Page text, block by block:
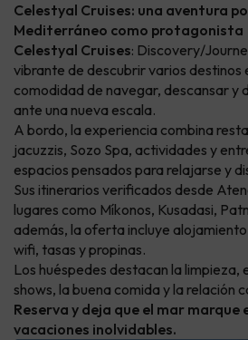
Celestyal Cruises: una aventura
Mediterráneo como protagonista
Celestyal Cruises: Discovery/
vibrante de descubrir varios destinos
comodidad de navegar, descansar y
ante una nueva escala.
A bordo, la experiencia combina
jacuzzis, Sozo Spa, actividades y
espacios pensados para relajarse y
Sus itinerarios verificados desde
lugares como Míkonos, Kusadasi,
además, la oferta incluye
wifi, tasas y propinas.
Los huéspedes destacan la limpieza,
shows, la buena comida y la relación
Reserva y deja que el mar marque
vacaciones inolvidables.